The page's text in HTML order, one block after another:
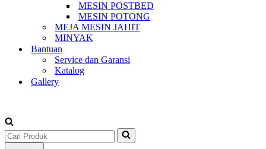
MESIN POSTBED
MESIN POTONG
MEJA MESIN JAHIT
MINYAK
Bantuan
Service dan Garansi
Katalog
Gallery
Search
for...